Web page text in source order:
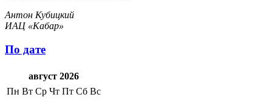
Антон Кубицкий
ИАЦ «Кабар»
По дате
август 2026
Пн Вт Ср Чт Пт Сб Вс